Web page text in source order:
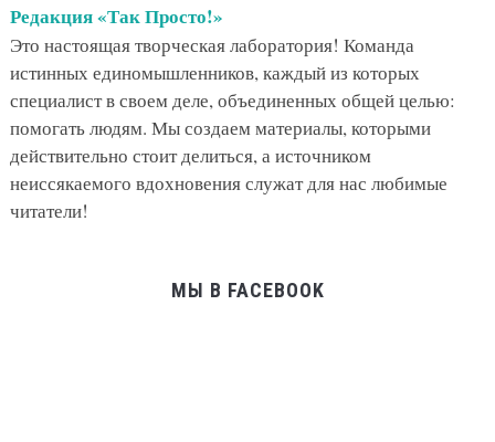
Редакция «Так Просто!»
Это настоящая творческая лаборатория! Команда
истинных единомышленников, каждый из которых
специалист в своем деле, объединенных общей целью:
помогать людям. Мы создаем материалы, которыми
действительно стоит делиться, а источником
неиссякаемого вдохновения служат для нас любимые
читатели!
МЫ В FACEBOOK